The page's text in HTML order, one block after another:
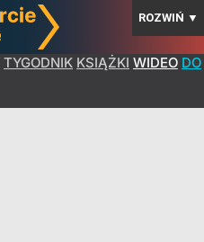
ROZWIŃ ▼
TYGODNIK KSIĄŻKI WIDEO DO